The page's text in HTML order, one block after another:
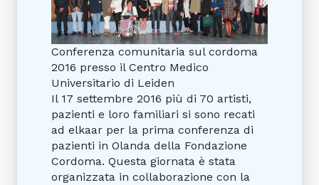
Conferenza comunitaria sul cordoma
2016 presso il Centro Medico
Universitario di Leiden
Il 17 settembre 2016 più di 70 artisti,
pazienti e loro familiari si sono recati
ad elkaar per la prima conferenza di
pazienti in Olanda della Fondazione
Cordoma. Questa giornata è stata
organizzata in collaborazione con la